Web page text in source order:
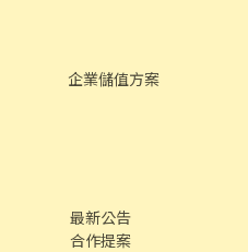
企業儲值方案
最新公告
合作提案